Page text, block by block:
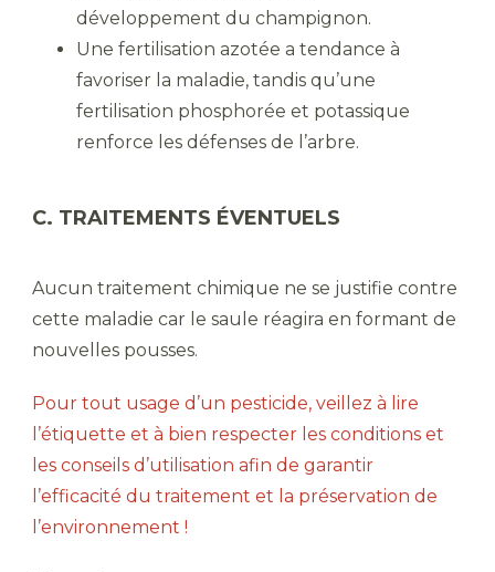
développement du champignon.
Une fertilisation azotée a tendance à
favoriser la maladie, tandis qu’une
fertilisation phosphorée et potassique
renforce les défenses de l’arbre.
C. TRAITEMENTS ÉVENTUELS
Aucun traitement chimique ne se justifie contre
cette maladie car le saule réagira en formant de
nouvelles pousses.
Pour tout usage d’un pesticide, veillez à lire
l’étiquette et à bien respecter les conditions et
les conseils d’utilisation afin de garantir
l’efficacité du traitement et la préservation de
l’environnement !